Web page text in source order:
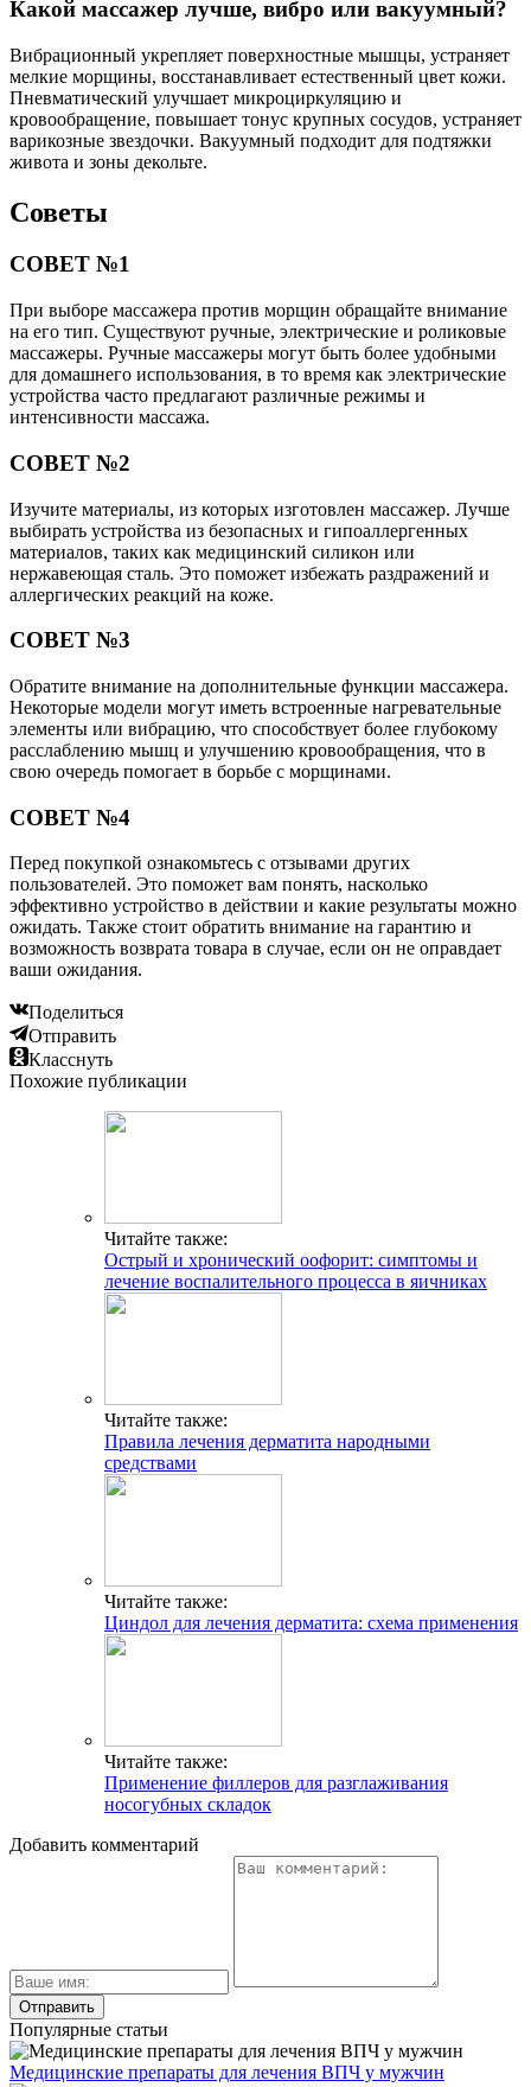
Какой массажер лучше, вибро или вакуумный?
Вибрационный укрепляет поверхностные мышцы, устраняет
мелкие морщины, восстанавливает естественный цвет кожи.
Пневматический улучшает микроциркуляцию и
кровообращение, повышает тонус крупных сосудов, устраняет
варикозные звездочки. Вакуумный подходит для подтяжки
живота и зоны декольте.
Советы
СОВЕТ №1
При выборе массажера против морщин обращайте внимание
на его тип. Существуют ручные, электрические и роликовые
массажеры. Ручные массажеры могут быть более удобными
для домашнего использования, в то время как электрические
устройства часто предлагают различные режимы и
интенсивности массажа.
СОВЕТ №2
Изучите материалы, из которых изготовлен массажер. Лучше
выбирать устройства из безопасных и гипоаллергенных
материалов, таких как медицинский силикон или
нержавеющая сталь. Это поможет избежать раздражений и
аллергических реакций на коже.
СОВЕТ №3
Обратите внимание на дополнительные функции массажера.
Некоторые модели могут иметь встроенные нагревательные
элементы или вибрацию, что способствует более глубокому
расслаблению мышц и улучшению кровообращения, что в
свою очередь помогает в борьбе с морщинами.
СОВЕТ №4
Перед покупкой ознакомьтесь с отзывами других
пользователей. Это поможет вам понять, насколько
эффективно устройство в действии и какие результаты можно
ожидать. Также стоит обратить внимание на гарантию и
возможность возврата товара в случае, если он не оправдает
ваши ожидания.
Поделиться
Отправить
Класснуть
Похожие публикации
Читайте также:
Острый и хронический оофорит: симптомы и
лечение воспалительного процесса в яичниках
Читайте также:
Правила лечения дерматита народными
средствами
Читайте также:
Циндол для лечения дерматита: схема применения
Читайте также:
Применение филлеров для разглаживания
носогубных складок
Добавить комментарий
Популярные статьи
Медицинские препараты для лечения ВПЧ у мужчин